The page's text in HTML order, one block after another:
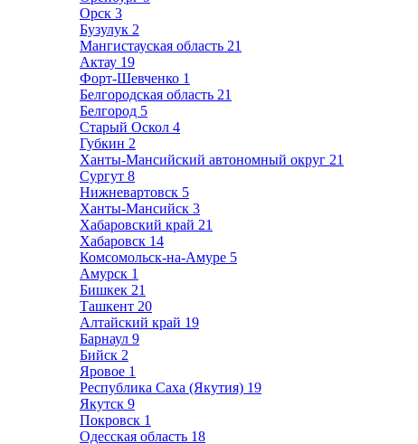
Орск 3
Бузулук 2
Мангистауская область 21
Актау 19
Форт-Шевченко 1
Белгородская область 21
Белгород 5
Старый Оскол 4
Губкин 2
Ханты-Мансийский автономный округ 21
Сургут 8
Нижневартовск 5
Ханты-Мансийск 3
Хабаровский край 21
Хабаровск 14
Комсомольск-на-Амуре 5
Амурск 1
Бишкек 21
Ташкент 20
Алтайский край 19
Барнаул 9
Бийск 2
Яровое 1
Республика Саха (Якутия) 19
Якутск 9
Покровск 1
Одесская область 18